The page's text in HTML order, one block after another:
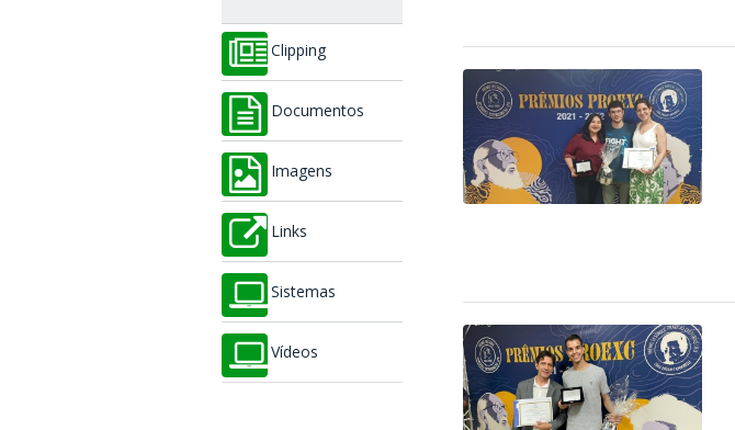
Clipping
Documentos
Imagens
Links
Sistemas
Vídeos